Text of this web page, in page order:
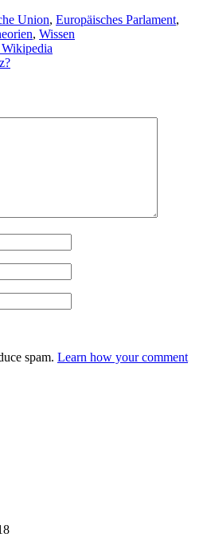
Union, Europäisches Parlament,
, Wissen
spam. Learn how your comment